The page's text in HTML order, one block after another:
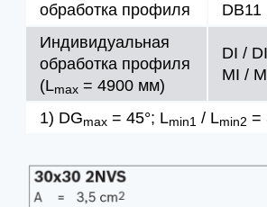
обработка профиля
DB11
Индивидуальная
обработка профиля
(Lmax = 4900 мм)
DI /
MI /
1) DGmax = 45°; Lmin1 / Lmin2 =